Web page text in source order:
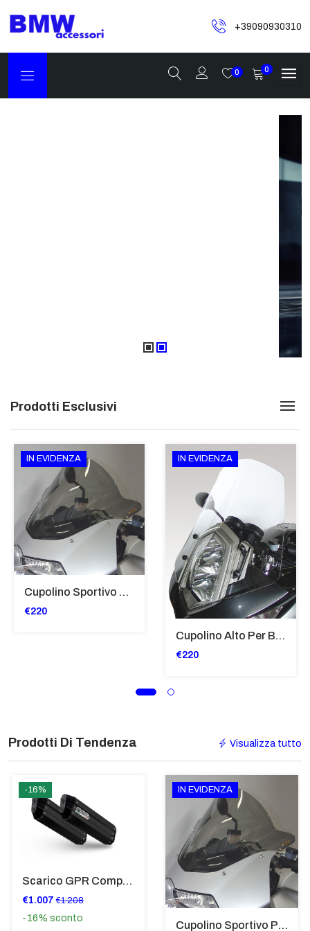
+39090930310
0 0
Prodotti Esclusivi
IN EVIDENZA
Cupolino Sportivo Per Bmw K 1200 R Sport 2005-07 TRASPARENTE - Sc967-T
€220
IN EVIDENZA
Cupolino Alto Per Bmw R 1200 St 2004 - 2007 TRASPARENTE - Sc950-T
€220
Prodotti Di Tendenza Visualizza tutto
-16%
Scarico GPR Compatibile Con Bmw K 1600 Gt 2017-2021 - Hyper Sonic Black Titanium
€1.007 €1.208
-16% sconto
IN EVIDENZA
Cupolino Sportivo Per Bmw K 1200 R Sport 2005-07 TRASPARENTE - Sc967-T